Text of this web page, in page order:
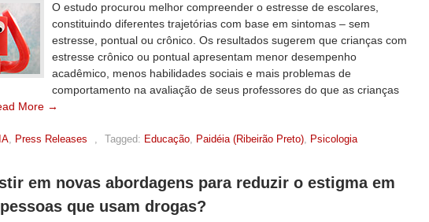
O estudo procurou melhor compreender o estresse de escolares,
constituindo diferentes trajetórias com base em sintomas – sem
estresse, pontual ou crônico. Os resultados sugerem que crianças com
estresse crônico ou pontual apresentam menor desempenho
acadêmico, menos habilidades sociais e mais problemas de
comportamento na avaliação de seus professores do que as crianças
More →
, Press Releases , Tagged: Educação, Paidéia (Ribeirão Preto), Psicologia
em novas abordagens para reduzir o estigma em
que usam drogas?